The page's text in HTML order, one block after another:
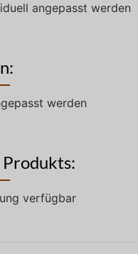
angepasst werden
werden
Produkts:
verfügbar